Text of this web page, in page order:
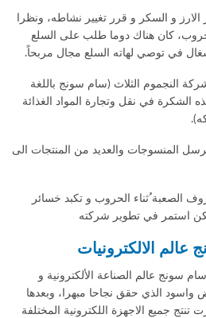
و السكر و قرر تغيير نشاطه، ونظرا
كان هناك دوما طلب على السلع
في توصي لهاته السلع مجال مربحاً.
النجموم الثلاث (سام سونج باللغة
الشكرة في نقل وتجارة المواد الغذائة
المنسوجات والعديد من المنتجات الى
الصعبة ُثناء الحروب و تكبد خسائر
استمر في تطوير شركته
الالكترونيات
شركة سام سونج عالم الصناعة الألكترونية و
واسود الذي حقق نجاحا مبهرا، وبعدها
جميع الاجهزة اللكترونية المختلفة